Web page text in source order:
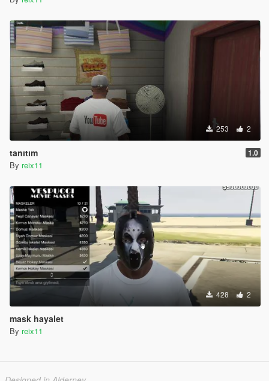
253 2
tanıtım 1.0
By reix11
428 2
mask hayalet
By reix11